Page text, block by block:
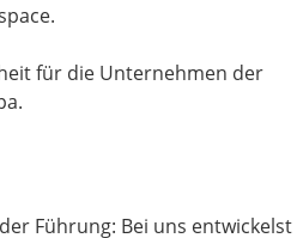
für die Unternehmen der
Führung: Bei uns entwickelst